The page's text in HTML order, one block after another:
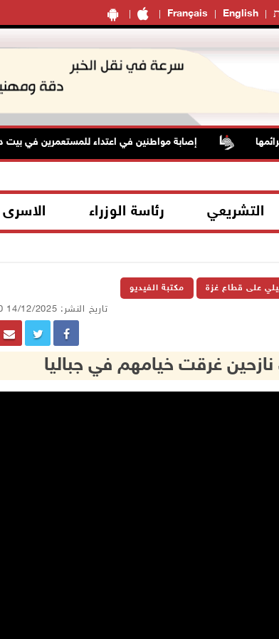
Français English
إصابة مواطنين في اعتداء للمستعمرين في بيت دجن
التشريعي رئاسة الوزراء الاسرى
على قطاع غزة مكتبة الفيديو
تاريخ النشر: 14/12/2025 07:50 م
غرقت خيامهم في جباليا